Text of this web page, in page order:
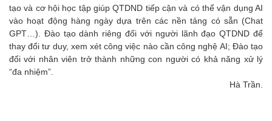
tạo và cơ hội học tập giúp QTDND tiếp cận và có thể vận dụng AI
vào hoạt động hàng ngày dựa trên các nền tảng có sẵn (Chat
GPT…). Đào tạo dành riêng đối với người lãnh đạo QTDND để
thay đổi tư duy, xem xét công việc nào cần công nghệ AI; Đào tạo
đối với nhân viên trở thành những con người có khả năng xử lý
“đa nhiệm”.
Hà Trần.